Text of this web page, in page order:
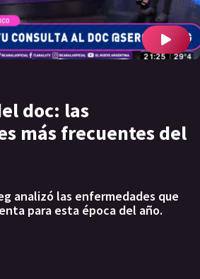
doc: las
más frecuentes del
analizó las enfermedades que
para esta época del año.